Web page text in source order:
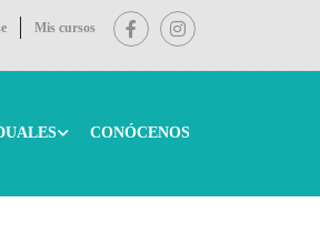
Mis cursos
CONÓCENOS